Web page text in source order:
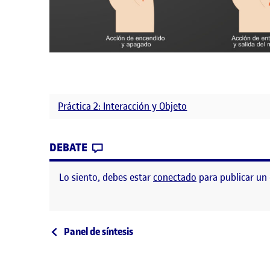
Práctica 2: Interacción y Objeto
DEBATE
Lo siento, debes estarconectado para publicar
Navegación de entradas
Entrada anterior
Panel de síntesis